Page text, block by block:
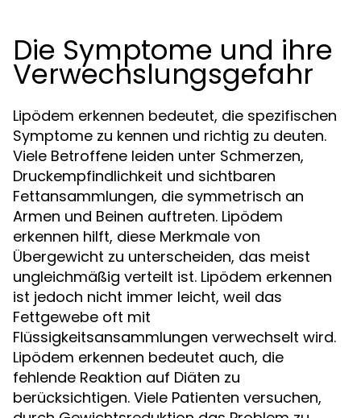
Die Symptome und ihre
Verwechslungsgefahr
Lipödem erkennen bedeutet, die spezifischen
Symptome zu kennen und richtig zu deuten.
Viele Betroffene leiden unter Schmerzen,
Druckempfindlichkeit und sichtbaren
Fettansammlungen, die symmetrisch an
Armen und Beinen auftreten. Lipödem
erkennen hilft, diese Merkmale von
Übergewicht zu unterscheiden, das meist
ungleichmäßig verteilt ist. Lipödem erkennen
ist jedoch nicht immer leicht, weil das
Fettgewebe oft mit
Flüssigkeitsansammlungen verwechselt wird.
Lipödem erkennen bedeutet auch, die
fehlende Reaktion auf Diäten zu
berücksichtigen. Viele Patienten versuchen,